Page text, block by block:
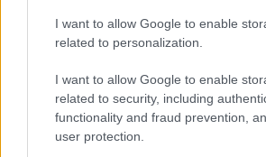
I want to allow Google to enable
related to personalization.
I want to allow Google to enable
related to security, including
functionality and fraud prevention,
user protection.
ΠΟΛΙΤΙΚΗ
07/04/2026 - 11:25
ΟΠΕΚΕΠΕ - Βουλή: